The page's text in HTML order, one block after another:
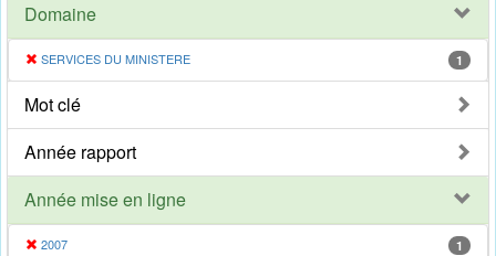
Domaine
SERVICES DU MINISTERE 1
Mot clé
Année rapport
Année mise en ligne
2007 1